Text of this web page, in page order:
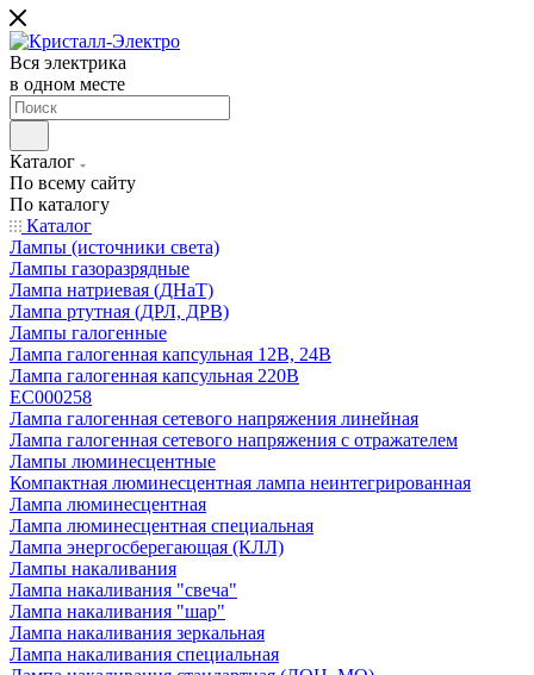
Вся электрика
в одном месте
Каталог
По всему сайту
По каталогу
Каталог
Лампы (источники света)
Лампы газоразрядные
Лампа натриевая (ДНаТ)
Лампа ртутная (ДРЛ, ДРВ)
Лампы галогенные
Лампа галогенная капсульная 12В, 24В
Лампа галогенная капсульная 220В
EC000258
Лампа галогенная сетевого напряжения линейная
Лампа галогенная сетевого напряжения с отражателем
Лампы люминесцентные
Компактная люминесцентная лампа неинтегрированная
Лампа люминесцентная
Лампа люминесцентная специальная
Лампа энергосберегающая (КЛЛ)
Лампы накаливания
Лампа накаливания "свеча"
Лампа накаливания "шар"
Лампа накаливания зеркальная
Лампа накаливания специальная